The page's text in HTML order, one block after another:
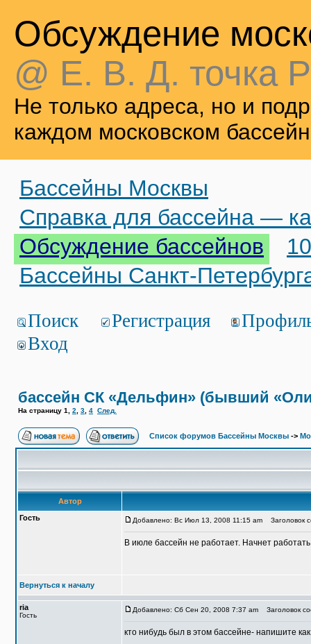
Обсуждение
@ Е. В. Д. точка
Не только адреса, но и
каждом московском
Бассейны Москвы
Справка для бассейна —
Обсуждение бассейнов
Бассейны Санкт-
Поиск Регистрация
Вход
бассейн СК «Дельфин» (бывший
На страницу 1 2 3 4 След.
Список форумов Бассейны Москвы ->
Автор
Гость
Добавлено: Вс Июл 13, 2008 11:15 am Заголовок
В июле бассейн не работает. Начнет работать
Вернуться к началу
ria
Гость
Добавлено: Сб Сен 20, 2008 7:37 am Заголовок
кто нибудь был в этом бассейне- напишите